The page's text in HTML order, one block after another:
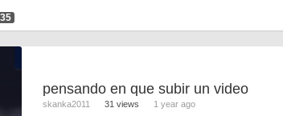
pensando en que subir un video
skanka2011 31 views
1 year ago